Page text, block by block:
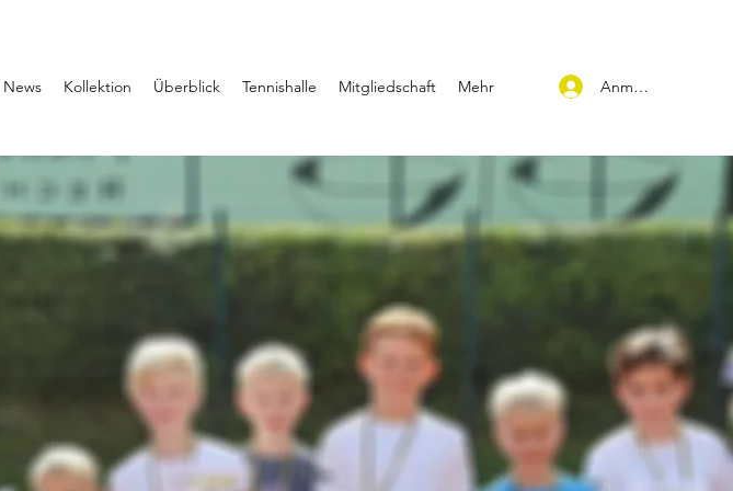
News Kollektion Überblick Tennishalle Mitgliedschaft Mehr Anmelden